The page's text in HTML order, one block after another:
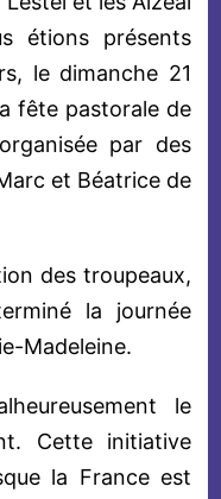
étions présents
le dimanche 21
fête pastorale de
par des
et Béatrice de
des troupeaux,
la journée
Madeleine.
le
Cette initiative
la France est